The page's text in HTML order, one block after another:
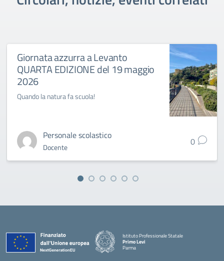
Giornata azzurra a Levanto
QUARTA EDIZIONE del 19 maggio
2026
Quando la natura fa scuola!
Personale scolastico
Docente 0
Istituto Professionale Statale
Primo Levi
Parma